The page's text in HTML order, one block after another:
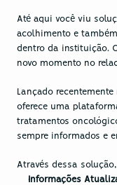
Até aqui você viu
acolhimento e
dentro da instituição.
novo momento no
Lançado recentemente
oferece uma
tratamentos
sempre informados e
Através dessa
Informações